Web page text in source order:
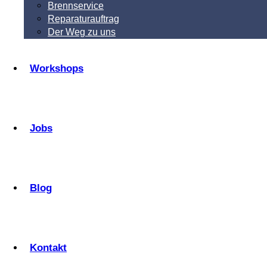
Brennservice
Reparaturauftrag
Der Weg zu uns
Workshops
Jobs
Blog
Kontakt